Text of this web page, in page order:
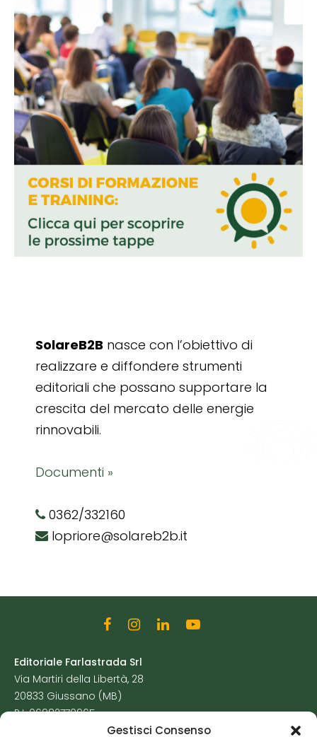
Gestisci Consenso
SolareB2B nasce con l’obiettivo di
realizzare e diffondere strumenti
editoriali che possano supportare la
crescita del mercato delle energie
rinnovabili.
Documenti »
0362/332160
lopriore@solareb2b.it
Editoriale Farlastrada Srl
Via Martiri della Libertà, 28
20833 Giussano (MB)
P.I. 06982770965